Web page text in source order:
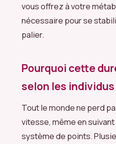
vous offrez à votre
nécessaire pour se
palier.
Pourquoi cette
selon les individus
Tout le monde ne perd
vitesse, même en
système de points.